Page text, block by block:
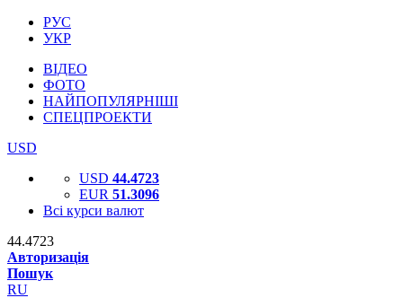
РУС
УКР
ВІДЕО
ФОТО
НАЙПОПУЛЯРНІШІ
СПЕЦПРОЕКТИ
USD
USD 44.4723
EUR 51.3096
Всі курси валют
44.4723
Авторизація
Пошук
RU